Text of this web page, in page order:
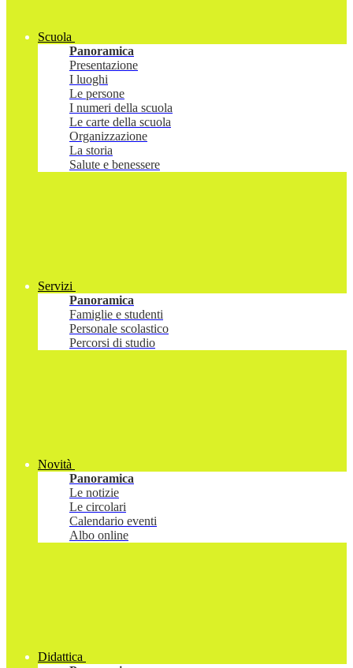
Scuola
Panoramica
Presentazione
I luoghi
Le persone
I numeri della scuola
Le carte della scuola
Organizzazione
La storia
Salute e benessere
Servizi
Panoramica
Famiglie e studenti
Personale scolastico
Percorsi di studio
Novità
Panoramica
Le notizie
Le circolari
Calendario eventi
Albo online
Didattica